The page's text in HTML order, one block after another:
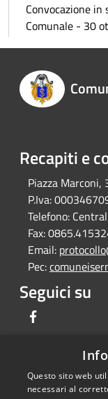
Convocazione
Comunale - 30
Recapiti e
Piazza Marconi,
P.Iva:
Telefono:
Fax:
Email:
Pec:
Seguici su
RSSQuesto sito web
necessari al